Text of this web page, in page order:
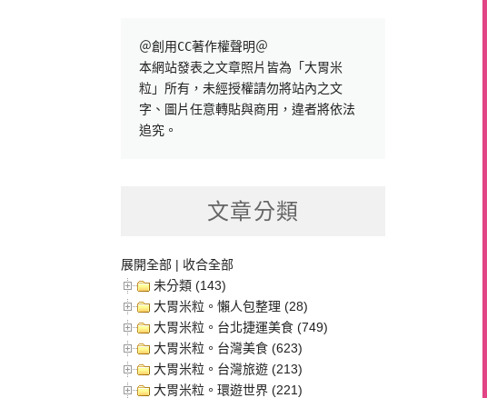
＠創用CC著作權聲明＠
本網站發表之文章照片皆為「大胃米
粒」所有，未經授權請勿將站內之文
字、圖片任意轉貼與商用，違者將依法
追究。
文章分類
展開全部 | 收合全部
未分類 (143)
大胃米粒。懶人包整理 (28)
大胃米粒。台北捷運美食 (749)
大胃米粒。台灣美食 (623)
大胃米粒。台灣旅遊 (213)
大胃米粒。環遊世界 (221)